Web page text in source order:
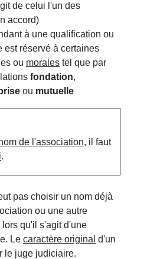
de celui l'un des
accord)
à une qualification ou
est réservé à certaines
ou morales tel que par
fondation,
ou mutuelle
de l'association, il faut
.
pas choisir un nom déjà
ou une autre
lors qu'il s'agit d'une
Le caractère original d'un
le juge judiciaire.